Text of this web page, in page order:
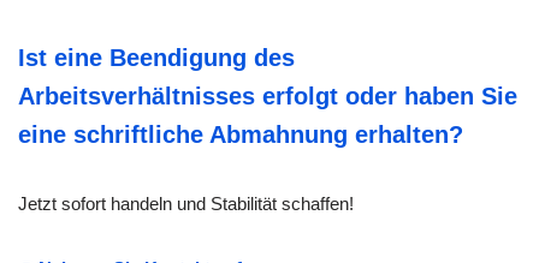
Ist eine Beendigung des
Arbeitsverhältnisses erfolgt oder haben Sie
eine schriftliche Abmahnung erhalten?
Jetzt sofort handeln und Stabilität schaffen!